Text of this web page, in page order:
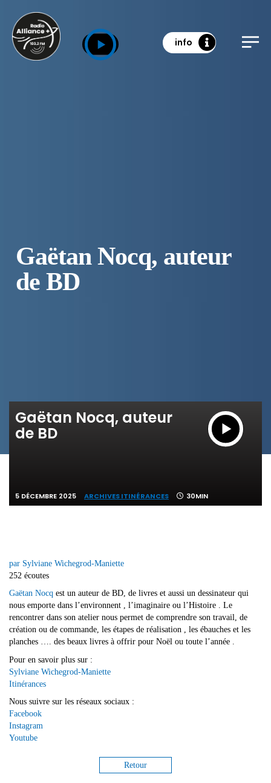
info
Gaëtan Nocq, auteur
de BD
Gaëtan Nocq, auteur
de BD
5 DÉCEMBRE 2025 ARCHIVES ITINÉRANCES 30MIN
par Sylviane Wichegrod-Maniette
252 écoutes
Gaëtan Nocq est un auteur de BD, de livres et aussi un dessinateur qui
nous emporte dans l’environnent , l’imaginaire ou l’Histoire . Le
rencontrer dans son atelier nous permet de comprendre son travail, de
création ou de commande, les étapes de réalisation , les ébauches et les
planches …. des beaux livres à offrir pour Noël ou toute l’année .
Pour en savoir plus sur :
Sylviane Wichegrod-Maniette
Itinérances
Nous suivre sur les réseaux sociaux :
Facebook
Instagram
Youtube
Retour